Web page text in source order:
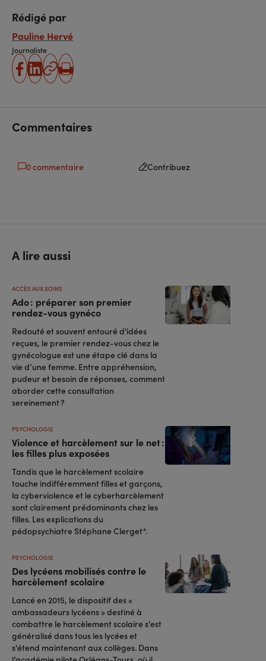
Rédigé par
Pauline Hervé
Journaliste
partager
partager
Copier
Imprimer
Commentaires
0 commentaire Contribuez
A lire aussi
Ado : préparer son premier
rendez-vous gynéco
ACCÈS AUX SOINS
Redouté et souvent entouré d'idées
reçues, le premier rendez-vous chez le
gynécologue est une étape clé dans la
vie d’une femme. Entre appréhension,
pudeur et besoin de réponses, comment
aborder cette consultation
sereinement ?
Violence et harcèlement sur le net :
les filles plus exposées
PSYCHOLOGIE
Tandis que le harcèlement scolaire
touche indifféremment filles et garçons,
la cyberviolence et le cyberharcèlement
sont clairement prédominants chez les
filles. Les explications du
pédopsychiatre Stéphane Clerget*.
Des lycéens mobilisés contre le
harcèlement scolaire
PSYCHOLOGIE
Lancé en 2015, le dispositif des «
ambassadeurs lycéens » destiné à
combattre le harcèlement scolaire s'est
généralisé dans tous les lycées et
s'étend maintenant aux collèges. Dans